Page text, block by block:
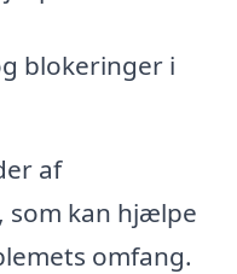
blokeringer i
af
som kan hjælpe
omfang.